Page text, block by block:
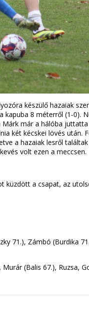
készülő hazaiak
8 méterről (1-
már a hálóba
két kécskei lövés után.
a hazaiak lesről
volt ezen a meccsen.
küzdött a csapat, az
71.), Zámbó (Burdika
(Balis 67.), Ruzsa,